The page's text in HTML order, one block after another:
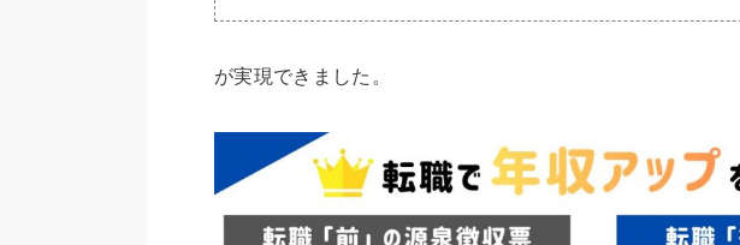
が実現できました。